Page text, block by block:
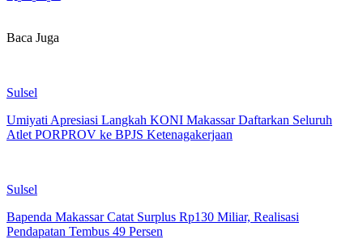
Baca Juga
Sulsel
Umiyati Apresiasi Langkah KONI Makassar Daftarkan Seluruh
Atlet PORPROV ke BPJS Ketenagakerjaan
Sulsel
Bapenda Makassar Catat Surplus Rp130 Miliar, Realisasi
Pendapatan Tembus 49 Persen